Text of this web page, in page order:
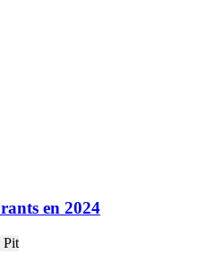
en 2024